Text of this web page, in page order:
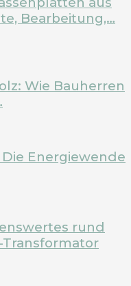
Bearbeitung,…
Wie Bauherren
Energiewende
rund